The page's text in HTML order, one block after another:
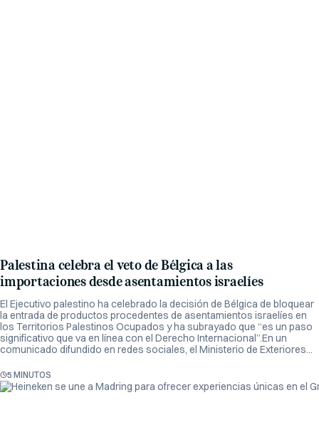
Palestina celebra el veto de Bélgica a las
importaciones desde asentamientos israelíes
El Ejecutivo palestino ha celebrado la decisión de Bélgica de bloquear
la entrada de productos procedentes de asentamientos israelíes en
los Territorios Palestinos Ocupados y ha subrayado que “es un paso
significativo que va en línea con el Derecho Internacional”.En un
comunicado difundido en redes sociales, el Ministerio de Exteriores...
5 MINUTOS